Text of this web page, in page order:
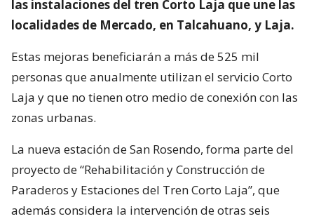
las instalaciones del tren Corto Laja que une las
localidades de Mercado, en Talcahuano, y Laja.
Estas mejoras beneficiarán a más de 525 mil
personas que anualmente utilizan el servicio Corto
Laja y que no tienen otro medio de conexión con las
zonas urbanas.
La nueva estación de San Rosendo, forma parte del
proyecto de “Rehabilitación y Construcción de
Paraderos y Estaciones del Tren Corto Laja”, que
además considera la intervención de otras seis